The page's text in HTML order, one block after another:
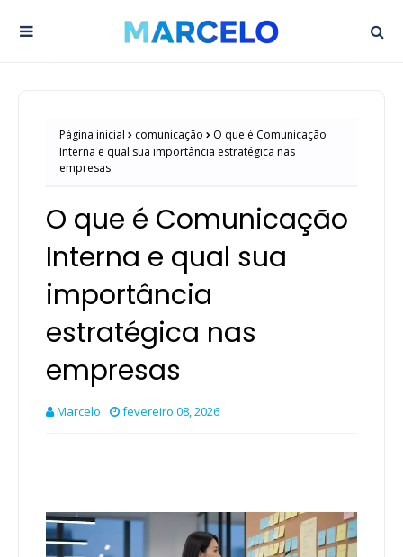
Página inicial comunicação
O que é Comunicação
Interna e qual sua importância estratégica nas
empresas
O que é Comunicação
Interna e qual sua
importância
estratégica nas
empresas
Marcelo fevereiro 08, 2026